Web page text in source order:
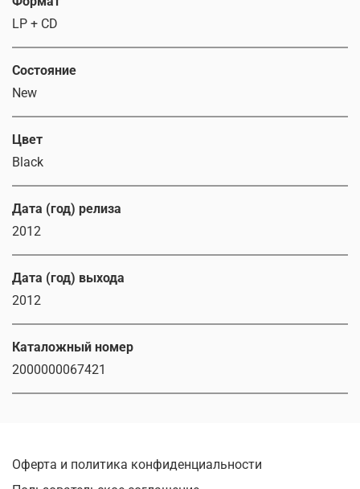
LP + CD
Состояние
New
Цвет
Black
Дата (год) релиза
2012
Дата (год) выхода
2012
Каталожный номер
2000000067421
Оферта и политика конфиденциальности